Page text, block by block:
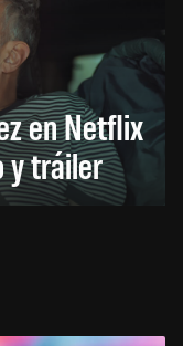
en Netflix
y tráiler